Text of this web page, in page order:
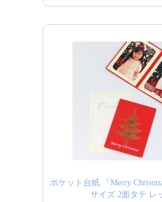
ポケット台紙 『Merry
サイズ 2面タテ レ